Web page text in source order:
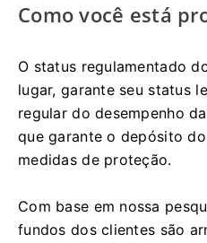
Como você está
O status regulamentado
lugar, garante seu status
regular do desempenho
que garante o depósito
medidas de proteção.
Com base em nossa
fundos dos clientes são